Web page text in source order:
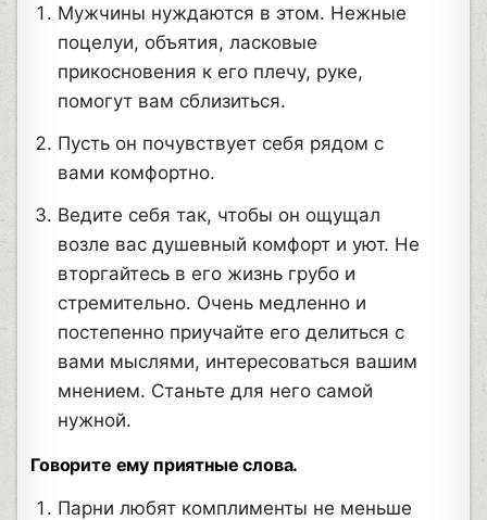
Мужчины нуждаются в этом. Нежные
поцелуи, объятия, ласковые
прикосновения к его плечу, руке,
помогут вам сблизиться.
Пусть он почувствует себя рядом с
вами комфортно.
Ведите себя так, чтобы он ощущал
возле вас душевный комфорт и уют. Не
вторгайтесь в его жизнь грубо и
стремительно. Очень медленно и
постепенно приучайте его делиться с
вами мыслями, интересоваться вашим
мнением. Станьте для него самой
нужной.
Говорите ему приятные слова.
Парни любят комплименты не меньше